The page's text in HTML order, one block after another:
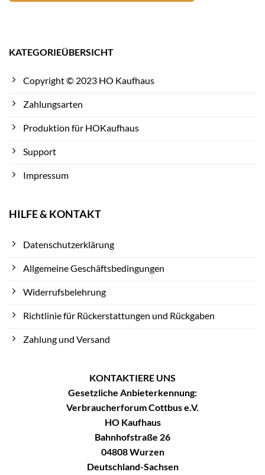
KATEGORIEÜBERSICHT
Copyright © 2023 HO Kaufhaus
Zahlungsarten
Produktion für HOKaufhaus
Support
Impressum
HILFE & KONTAKT
Datenschutzerklärung
Allgemeine Geschäftsbedingungen
Widerrufsbelehrung
Richtlinie für Rückerstattungen und Rückgaben
Zahlung und Versand
KONTAKTIERE UNS
Gesetzliche Anbieterkennung:
Verbraucherforum Cottbus e.V.
HO Kaufhaus
Bahnhofstraße 26
04808 Wurzen
Deutschland-Sachsen